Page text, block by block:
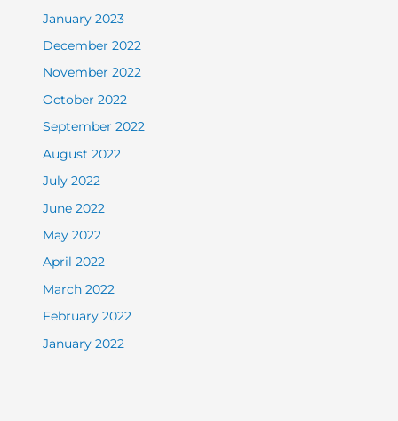
January 2023
December 2022
November 2022
October 2022
September 2022
August 2022
July 2022
June 2022
May 2022
April 2022
March 2022
February 2022
January 2022